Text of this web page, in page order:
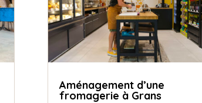
Aménagement d’une
fromagerie à Grans